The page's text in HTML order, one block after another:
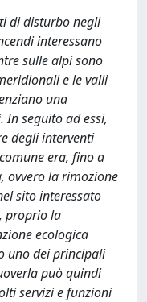
di disturbo negli
interessano
sulle alpi sono
e le valli
una
seguito ad essi,
degli interventi
era, fino a
ovvero la rimozione
sito interessato
proprio la
ecologica
uno dei principali
può quindi
servizi e funzioni